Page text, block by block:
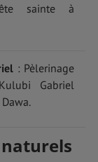
sainte à
: Pèlerinage
Gabriel